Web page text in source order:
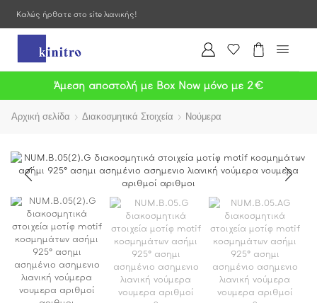
Καλώς ήρθατε στο site λιανικής!
Άμεση αποστολή με Box Now μόνο με 2€
Αρχική σελίδα Διακοσμητικά Στοιχεία Νούμερα